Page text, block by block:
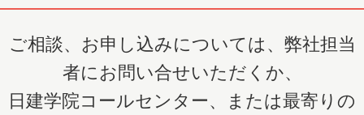
ご相談、お申し込みについては、弊社担当
者にお問い合せいただくか、
日建学院コールセンター、または最寄りの